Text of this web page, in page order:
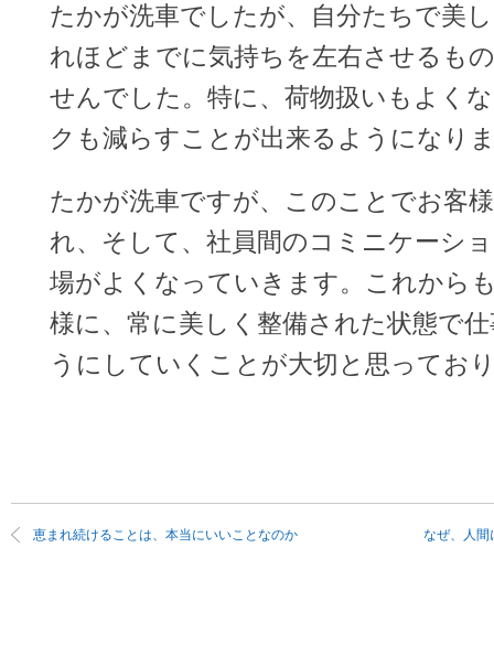
たかが洗車でしたが、自分たちで美
れほどまでに気持ちを左右させるも
せんでした。特に、荷物扱いもよく
クも減らすことが出来るようになり
たかが洗車ですが、このことでお客
れ、そして、社員間のコミニケーシ
場がよくなっていきます。これから
様に、常に美しく整備された状態で
うにしていくことが大切と思ってお
恵まれ続けることは、本当にいいことなのか なぜ、人間